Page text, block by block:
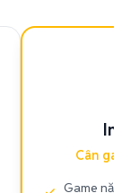
Cân
Game nặng,